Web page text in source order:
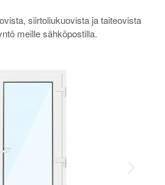
siirtoliukuovista ja taiteovista
meille sähköpostilla.